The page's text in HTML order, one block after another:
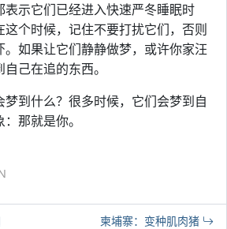
表示它们已经进入快速严冬睡眠时
个时候，记住不要打扰它们，否则
。如果让它们静静做梦，或许你家汪
己在追的东西。
到什么？很多时候，它们会梦到自
那就是你。
柬埔寨：变种肌肉猪